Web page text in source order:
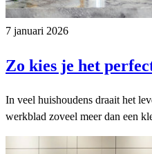
7 januari 2026
Zo kies je het
In veel huishoudens draait het
werkblad zoveel meer dan een